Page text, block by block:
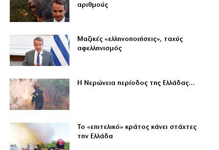
αριθμούς
Μαζικές «ελληνοποιήσεις», ταχύς
αφελληνισμός
Η Νερώνεια περίοδος της Ελλάδας…
Το «επιτελικό» κράτος κάνει στάχτες
την Ελλάδα